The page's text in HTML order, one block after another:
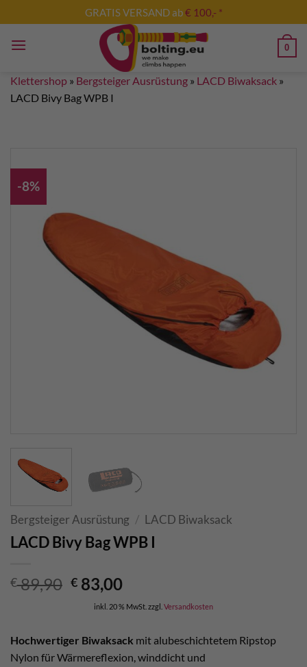
Inhalt
springen
GRATIS VERSAND ab€ 100,- *
0
Klettershop » Bergsteiger Ausrüstung » LACD Biwaksack »
LACD Bivy Bag WPB I
-8%
Bergsteiger Ausrüstung / LACD Biwaksack
LACD Bivy Bag WPB I
€89,90 Ursprünglicher
Preis
war:
€ 89,90
€ 83,00Aktueller
Preis
ist:
€ 83,00.
inkl. 20 % MwSt. zzgl. Versandkosten
Hochwertiger Biwaksack mit alubeschichtetem Ripstop
Nylon für Wärmereflexion, winddicht und